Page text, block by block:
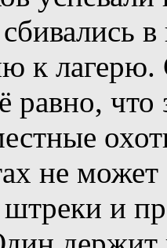
к
равно, что
не
и